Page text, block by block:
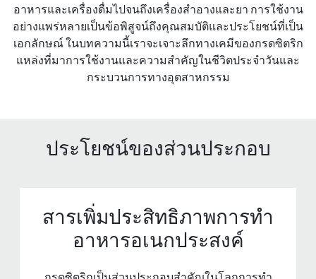
อาหารและเครื่องดื่มไปจนถึงเครื่องสําอางและยา การใช้งาน
อย่างแพร่หลายเป็นข้อพิสูจน์ถึงคุณสมบัติและประโยชน์ที่เป็น
เอกลักษณ์ ในบทความนี้เราจะเจาะลึกทางเคมีของกรดซิตริก
แหล่งที่มาการใช้งานและความสําคัญในชีวิตประจําวันและ
กระบวนการทางอุตสาหกรรม
ประโยชน์ของส่วนประกอบ
สารเพิ่มประสิทธิภาพการทํา
อาหารอเนกประสงค์